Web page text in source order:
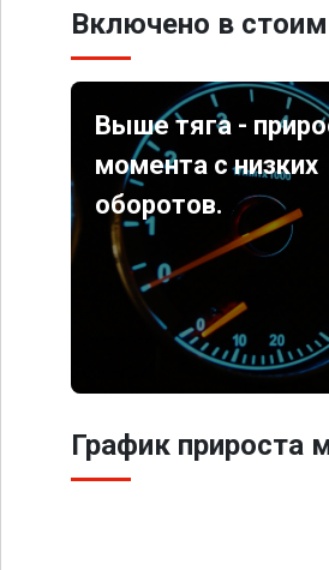
Включено в
Выше тяга -
момента с низких
оборотов.
График прироста